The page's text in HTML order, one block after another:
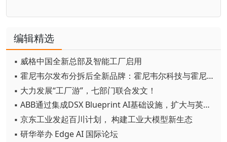
编辑精选
▪ 威格中国全新总部及智能工厂启用
▪ 霍尼韦尔发布分拆后全新品牌：霍尼韦尔科技与霍尼韦尔航空航天
▪ 大力发展“工厂游”，七部门联合发文！
▪ ABB通过集成DSX Blueprint AI基础设施，扩大与英伟达的合作
▪ 京东工业发起百川计划， 构建工业大模型新生态
▪ 研华举办 Edge AI 国际论坛